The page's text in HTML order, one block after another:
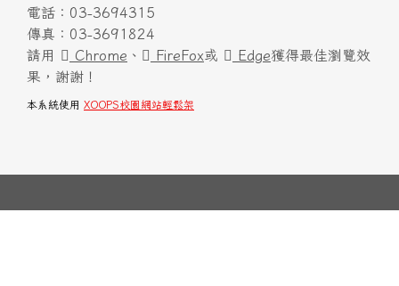
電話：03-3694315
傳真：03-3691824
請用
Chrome 、 FireFox或 Edge獲得最佳瀏覽效
果，謝謝！
本系統使用 XOOPS校園網站輕鬆架